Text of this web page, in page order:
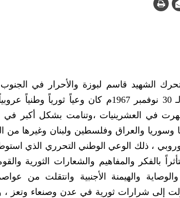
الشهيد قاسم لبوزة والأحرار في
بريطاني من جنوب الوطن في الـ 30 نوفمبر 1967م
ظهرت في العشرينيات ،وتنامت بشكل أكبر في
وسوريا والعراق وفلسطين ولبنان وغيرها من
، ذلك الوعي الوطني التحرري الذي
متأثراً بالفكر والمفاهيم والشعارات الثورية
والهيمنة الأجنبية وانتقلت من
إلى شرارات ثورية في عدن وصنعاء وتعز ،